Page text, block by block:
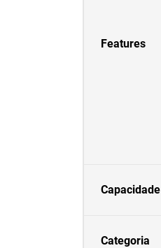
Features
Capacidade
Categoria